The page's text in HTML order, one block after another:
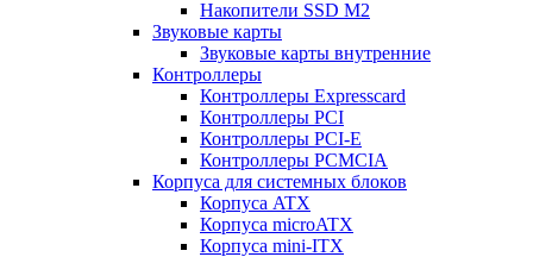
Накопители SSD M2
Звуковые карты
Звуковые карты внутренние
Контроллеры
Контроллеры Expresscard
Контроллеры PCI
Контроллеры PCI-E
Контроллеры PCMCIA
Корпуса для системных блоков
Корпуса ATX
Корпуса microATX
Корпуса mini-ITX